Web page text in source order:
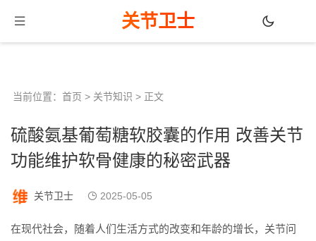
关节卫士
当前位置： 首页 > 关节知识 > 正文
硫酸氨基葡萄糖软胶囊的作用 改善关节
功能维护软骨健康的秘密武器
关节卫士 2025-05-05
在现代社会，随着人们生活方式的改变和年龄的增长，关节问